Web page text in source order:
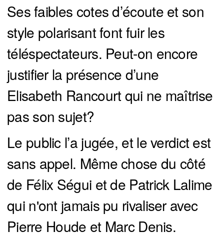
Ses faibles cotes d’écoute et son
style polarisant font fuir les
téléspectateurs. Peut-on encore
justifier la présence d’une
Elisabeth Rancourt qui ne maîtrise
pas son sujet?
Le public l’a jugée, et le verdict est
sans appel. Même chose du côté
de Félix Ségui et de Patrick Lalime
qui n'ont jamais pu rivaliser avec
Pierre Houde et Marc Denis.